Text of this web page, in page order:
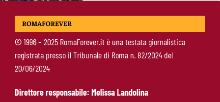
McKennie sorprende tutti: “Il mio idolo era
ROMAFOREVER
©1996 – 2025 RomaForever.it è una testata giornalistica
registrata presso il Tribunale di Roma n. 82/2024 del
20/06/2024
Direttore responsabile: Melissa Landolina